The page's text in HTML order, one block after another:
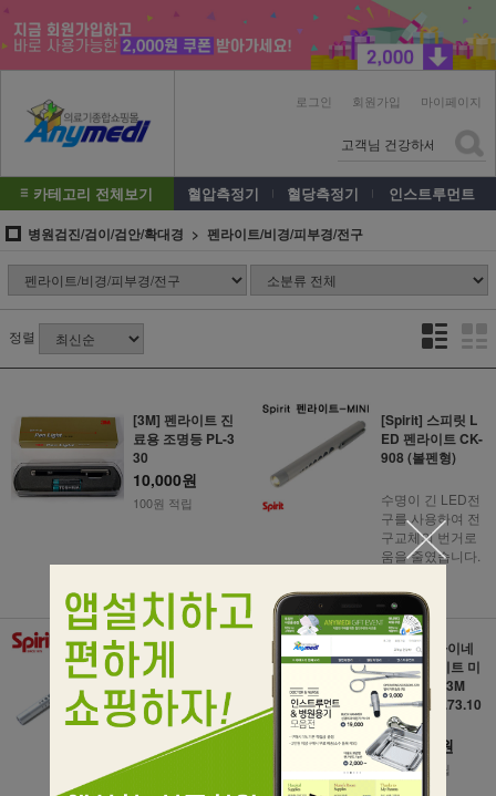
로그인 회원가입 마이페이지
카테고리 전체보기 혈압측정기 혈당측정기 인스트루먼트
병원검진/검이/검안/확대경 펜라이트/비경/피부경/전구
정렬
[3M] 펜라이트 진
료용 조명등 PL-3
30
10,000원
100원 적립
[Spirit] 스피릿 L
ED 펜라이트 CK-
908 (볼펜형)
수명이 긴 LED전
구를 사용하여 전
구교체의 번거로
움을 줄였습니다.
150원 적립
[Spirit] 스피릿 펜
라이트 CK-909
(터치식/볼펜식겸
용)
현재 색상은 골드
입니다.
[HEINE] 하이네
LED 펜라이트 미
니3000 D73M
(중) D-001.73.10
9
118,000원
1,180원 적립